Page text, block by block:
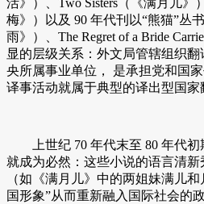
梅》）以及 90 年代刊以“熊猫”丛
雨》）、The Regret of a Bride
显的层级关系：外文局管辖组织
央所属事业单位， 是承担党和国
译事活动就属于典型的译出型国
上世纪 70 年代末至 80 年代初
就成为必然：这些小说的语言清
（如《满月儿》中的两姐妹满儿
国形象”从而重新融入国际社会的